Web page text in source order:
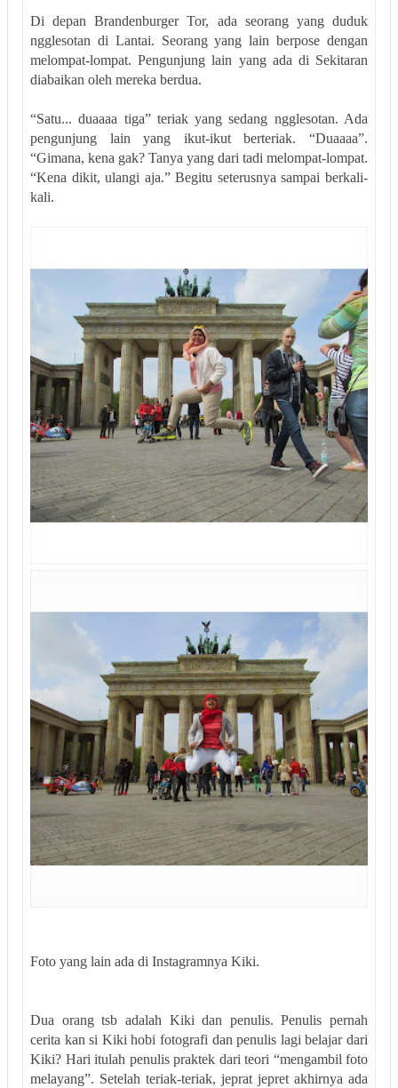
Di depan Brandenburger Tor, ada seorang yang duduk
ngglesotan di Lantai. Seorang yang lain berpose dengan
melompat-lompat. Pengunjung lain yang ada di Sekitaran
diabaikan oleh mereka berdua.
“Satu... duaaaa tiga” teriak yang sedang ngglesotan. Ada
pengunjung lain yang ikut-ikut berteriak. “Duaaaa”.
“Gimana, kena gak? Tanya yang dari tadi melompat-lompat.
“Kena dikit, ulangi aja.” Begitu seterusnya sampai berkali-
kali.
Foto yang lain ada di Instagramnya Kiki.
Dua orang tsb adalah Kiki dan penulis. Penulis pernah
cerita kan si Kiki hobi fotografi dan penulis lagi belajar dari
Kiki? Hari itulah penulis praktek dari teori “mengambil foto
melayang”. Setelah teriak-teriak, jeprat jepret akhirnya ada